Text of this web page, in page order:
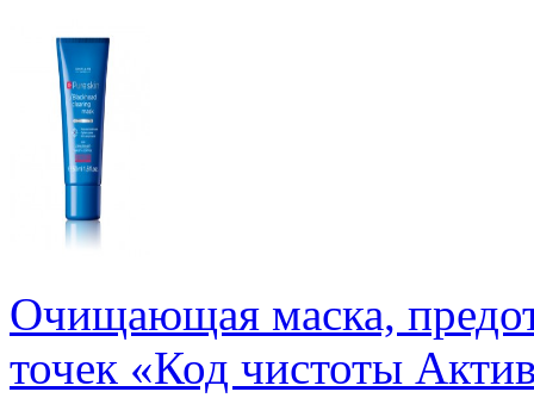
Очищающая маска,
точек «Код чистоты